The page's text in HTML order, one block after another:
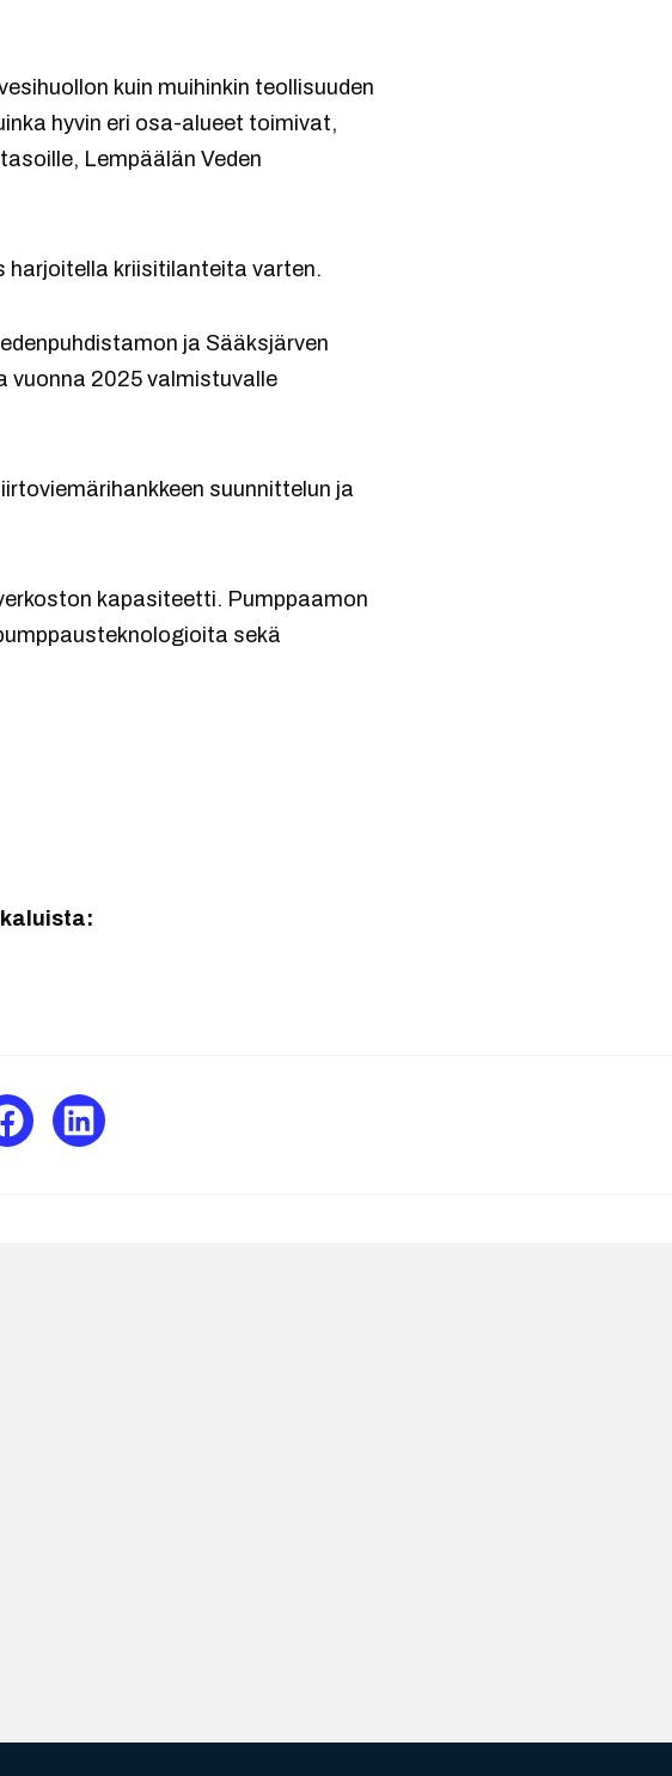
kuin muihinkin teollisuuden
hyvin eri osa-alueet toimivat,
Lempäälän Veden
harjoitella kriisitilanteita varten.
ja Sääksjärven
vuonna 2025 valmistuvalle
suunnittelun ja
kapasiteetti. Pumppaamon
sekä